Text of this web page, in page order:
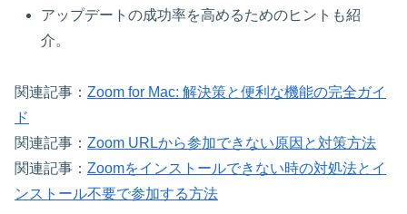
アップデートの成功率を高めるためのヒントも紹
介。
関連記事： Zoom for Mac: 解決策と便利な機能の完全ガイ
ド
関連記事： Zoom URLから参加できない原因と対策方法
関連記事： Zoomをインストールできない時の対処法とイ
ンストール不要で参加する方法